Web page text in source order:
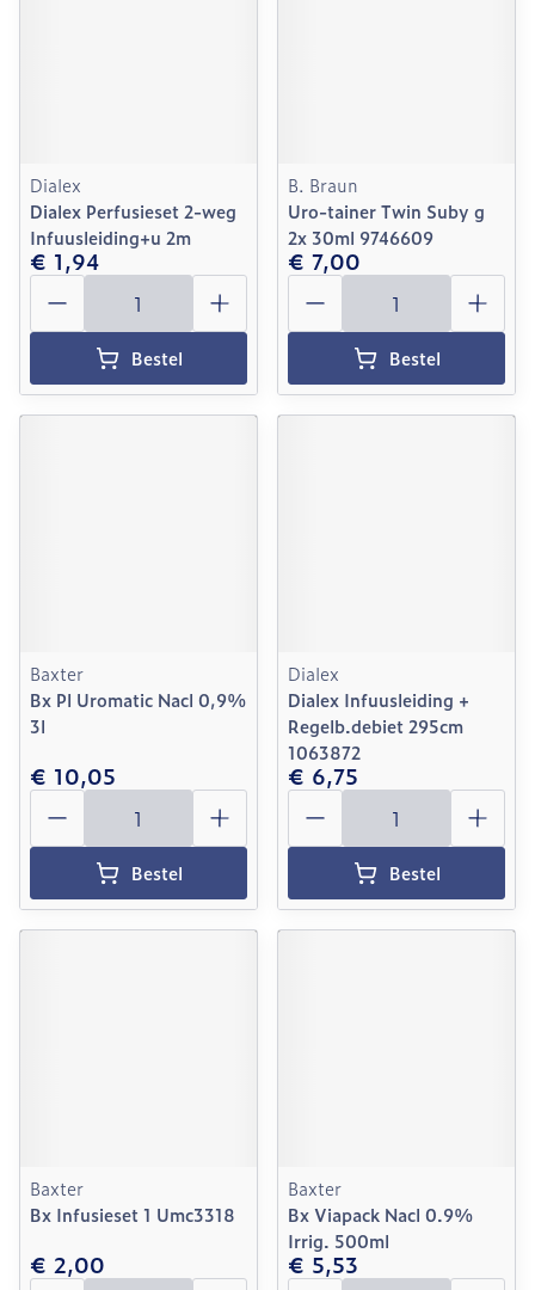
Dialex
Dialex Perfusieset 2-weg
Infuusleiding+u 2m
€ 1,94
Aantal
Bestel
B. Braun
Uro-tainer Twin Suby g
2x 30ml 9746609
€ 7,00
Aantal
Bestel
Baxter
Bx Pl Uromatic Nacl 0,9%
3l
€ 10,05
Aantal
Bestel
Dialex
Dialex Infuusleiding +
Regelb.debiet 295cm
1063872
€ 6,75
Aantal
Bestel
Baxter
Bx Infusieset 1 Umc3318
€ 2,00
Baxter
Bx Viapack Nacl 0.9%
Irrig. 500ml
€ 5,53